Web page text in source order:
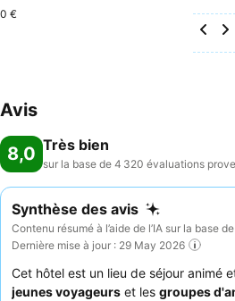
0 €
Avis
8,0 Très bien
sur la base de 4 320 évaluations
Synthèse des avis
Contenu résumé à l’aide de l’IA sur la base
Dernière mise à jour : 29 May 2026
Cet hôtel est un lieu de séjour animé
jeunes voyageurs et les groupes